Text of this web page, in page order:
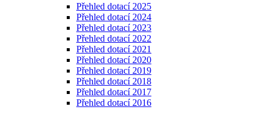
Přehled dotací 2025
Přehled dotací 2024
Přehled dotací 2023
Přehled dotací 2022
Přehled dotací 2021
Přehled dotací 2020
Přehled dotací 2019
Přehled dotací 2018
Přehled dotací 2017
Přehled dotací 2016